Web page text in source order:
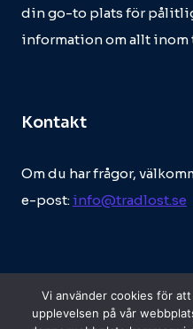
din go-to plats för
information om allt inom
Kontakt
Om du har frågor,
e-post: info@tradlost.se
Vi använder cookies för
upplevelsen på vår